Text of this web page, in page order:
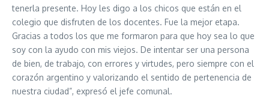
tenerla presente. Hoy les digo a los chicos que están en el
colegio que disfruten de los docentes. Fue la mejor etapa.
Gracias a todos los que me formaron para que hoy sea lo que
soy con la ayudo con mis viejos. De intentar ser una persona
de bien, de trabajo, con errores y virtudes, pero siempre con el
corazón argentino y valorizando el sentido de pertenencia de
nuestra ciudad”, expresó el jefe comunal.